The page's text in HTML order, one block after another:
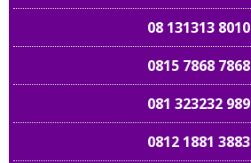
08 131313 8010
0815 7868 7868
081 323232 989
0812 1881 3883